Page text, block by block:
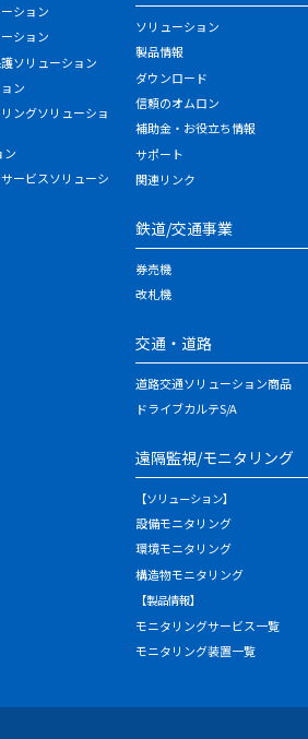
ション
ション
ソリューション
ン
ングソリューショ
ン
ービスソリューシ
ソリューション
製品情報
ダウンロード
信頼のオムロン
補助金・お役立ち情報
サポート
関連リンク
鉄道/交通事業
券売機
改札機
交通・道路
道路交通ソリューション商品
ドライブカルテS/A
遠隔監視/モニタリング
【ソリューション】
設備モニタリング
環境モニタリング
構造物モニタリング
【製品情報】
モニタリングサービス一覧
モニタリング装置一覧